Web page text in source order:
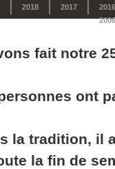
2018 2017
2016
2006
fait notre
ont
la tradition, il
la fin de